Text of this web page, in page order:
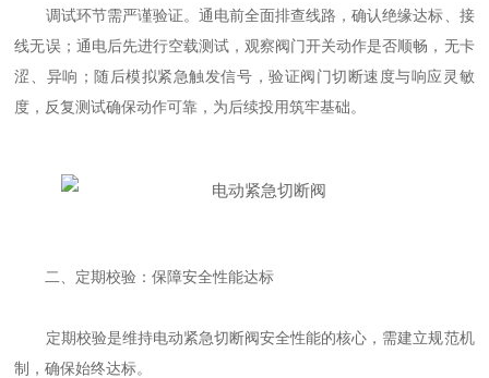
调试环节需严谨验证。通电前全面排查线路，确认绝缘达标、接
线无误；通电后先进行空载测试，观察阀门开关动作是否顺畅，无卡
涩、异响；随后模拟紧急触发信号，验证阀门切断速度与响应灵敏
度，反复测试确保动作可靠，为后续投用筑牢基础。
二、定期校验：保障安全性能达标
定期校验是维持电动紧急切断阀安全性能的核心，需建立规范机
制，确保始终达标。